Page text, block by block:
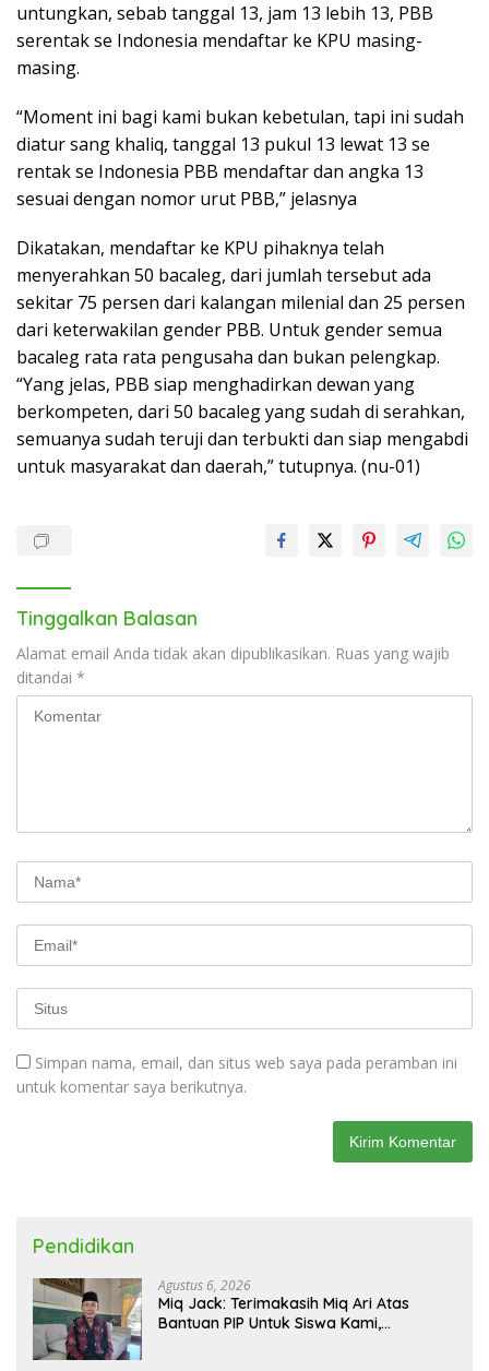
untungkan, sebab tanggal 13, jam 13 lebih 13, PBB
serentak se Indonesia mendaftar ke KPU masing-
masing.
“Moment ini bagi kami bukan kebetulan, tapi ini sudah
diatur sang khaliq, tanggal 13 pukul 13 lewat 13 se
rentak se Indonesia PBB mendaftar dan angka 13
sesuai dengan nomor urut PBB,” jelasnya
Dikatakan, mendaftar ke KPU pihaknya telah
menyerahkan 50 bacaleg, dari jumlah tersebut ada
sekitar 75 persen dari kalangan milenial dan 25 persen
dari keterwakilan gender PBB. Untuk gender semua
bacaleg rata rata pengusaha dan bukan pelengkap.
“Yang jelas, PBB siap menghadirkan dewan yang
berkompeten, dari 50 bacaleg yang sudah di serahkan,
semuanya sudah teruji dan terbukti dan siap mengabdi
untuk masyarakat dan daerah,” tutupnya. (nu-01)
Tinggalkan Balasan
Alamat email Anda tidak akan dipublikasikan. Ruas yang wajib
ditandai *
Simpan nama, email, dan situs web saya pada peramban ini
untuk komentar saya berikutnya.
Pendidikan
Agustus 6, 2026
Miq Jack: Terimakasih Miq Ari Atas
Bantuan PIP Untuk Siswa Kami,